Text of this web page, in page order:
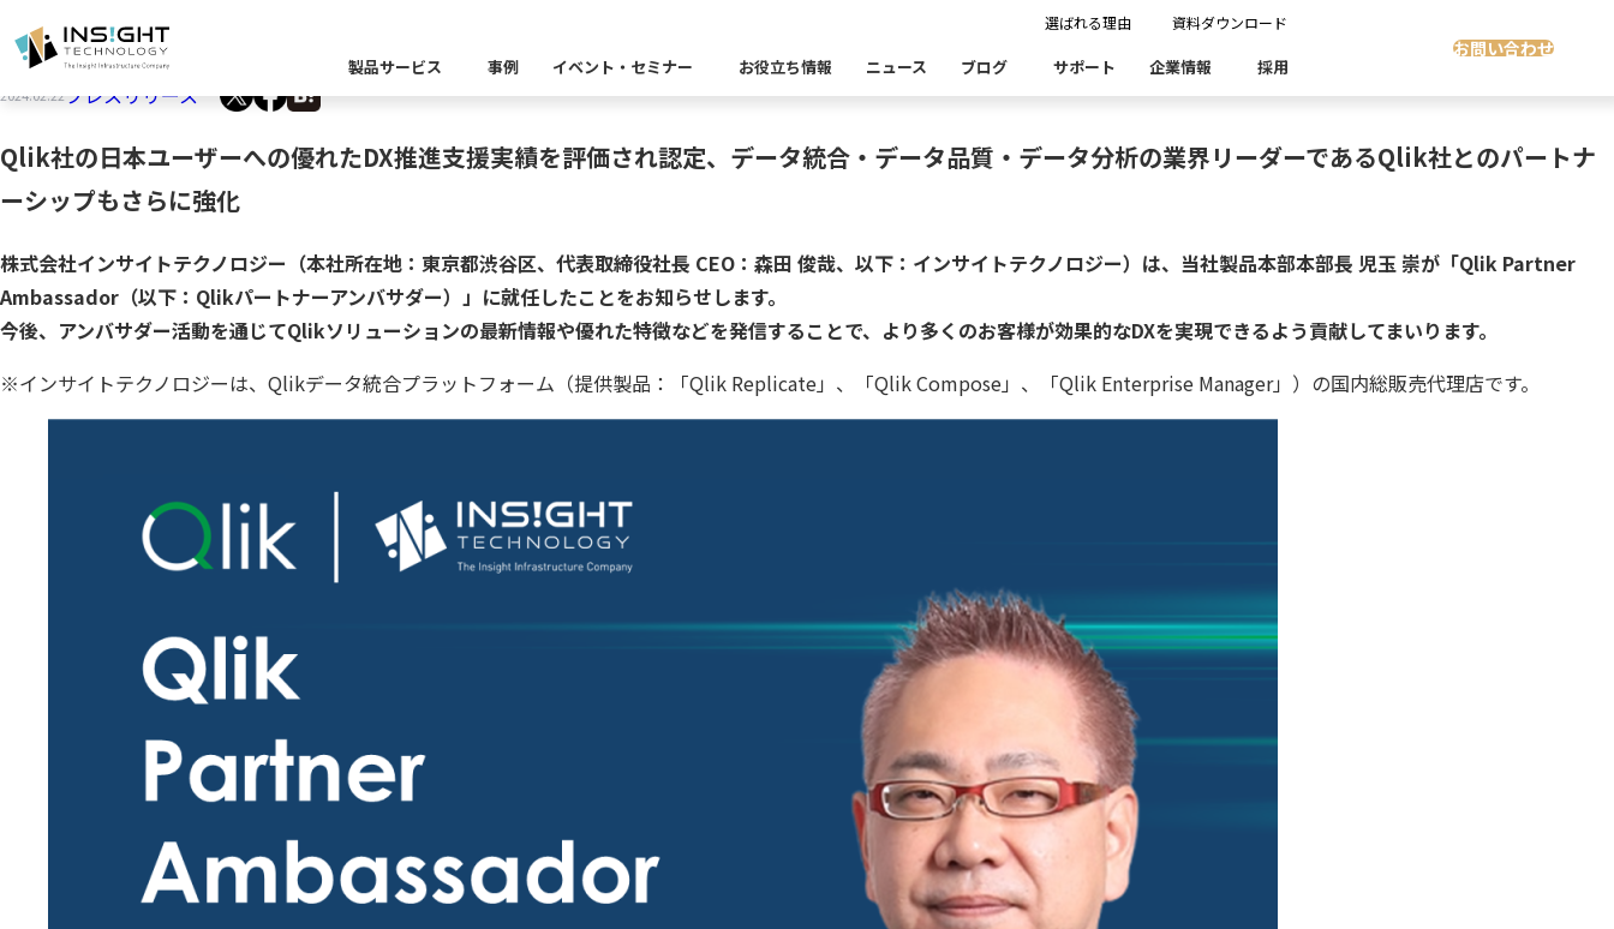
選ばれる理由 資料ダウンロード
製品サービス
キーワードから探す
業界から探す
プラットフォーム
データ資産管理ソフトウェア
テストソフトウェア
ソリューション
ソリューション
データベース監査
ソフトウェア
データ利活用コンサルティング・データ統合コンサルティング・
クラウド移行コンサルティング・データベースコンサルティング・製品導入支援
データ統合 データ可視化・活用基盤 データセキュリティ テスト自動化・効率化 ディザスタリカバリ
プロフェッショナルサービス
クラウド移行時のよくある課題 仮想環境（VMware）移行時のよくある課題
キーワードから探す
SQLテスト クラウド移行
データベース監査 データベース移行
データマスキング データ仮想化 データ分析基盤構築 データ可視化
フリーテキストマスキング メタデータ管理
匿名化
建設業 金融・保険業
Insight Catalog Insight SQL Testing Insight Masking
Insight PISO
事例 イベント・セミナー お役立ち情報 ニュース ブログ サポート 企業情報
企業理念
役員紹介 アクセス
採用
お問い合わせ
「Qlikパートナーアンバサダー」にデータ活用基盤を提供するインサイトテクノロジーの児玉 崇が就任
2024.02.22プレスリリース
Qlik社の日本ユーザーへの優れたDX推進支援実績を評価され認定、データ統合・データ品質・データ分析の業界リーダーであるQlik社とのパートナ
ーシップもさらに強化
株式会社インサイトテクノロジー（本社所在地：東京都渋谷区、代表取締役社長 CEO：森田 俊哉、以下：インサイトテクノロジー）は、当社製品本部本部長 児玉 崇が「Qlik Partner
Ambassador（以下：Qlikパートナーアンバサダー）」に就任したことをお知らせします。
今後、アンバサダー活動を通じてQlikソリューションの最新情報や優れた特徴などを発信することで、より多くのお客様が効果的なDXを実現できるよう貢献してまいります。
※インサイトテクノロジーは、Qlikデータ統合プラットフォーム（提供製品：「Qlik Replicate」、「Qlik Compose」、「Qlik Enterprise Manager」）の国内総販売代理店です。